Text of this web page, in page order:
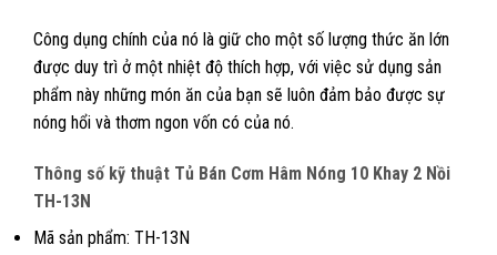
Công dụng chính của nó là giữ cho một số lượng thức ăn lớn
được duy trì ở một nhiệt độ thích hợp, với việc sử dụng sản
phẩm này những món ăn của bạn sẽ luôn đảm bảo được sự
nóng hổi và thơm ngon vốn có của nó.
Thông số kỹ thuật Tủ Bán Cơm Hâm Nóng 10 Khay 2 Nồi
TH-13N
Mã sản phẩm: TH-13N